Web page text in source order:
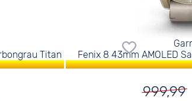
Titan
Fenix 8 43mm AMOLED
999,99